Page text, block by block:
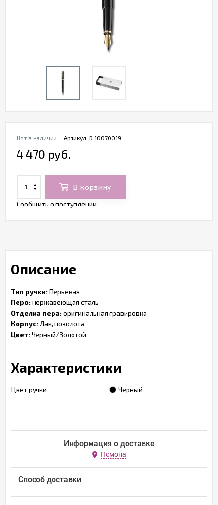
Артикул: D 10070019
Нет в наличии
4 470 руб.
В корзину
Сообщить о поступлении
Описание
Тип ручки:Перьевая
Перо:нержавеющая сталь
Отделка пера:оригинальная гравировка
Корпус:Лак, позолота
Цвет:Черный/Золотой
Характеристики
Цвет ручки Черный
Информация о доставке
Помона
Способ доставки